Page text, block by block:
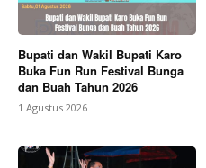
Bupati dan Wakil Bupati Karo
Buka Fun Run Festival Bunga
dan Buah Tahun 2026
1 Agustus 2026